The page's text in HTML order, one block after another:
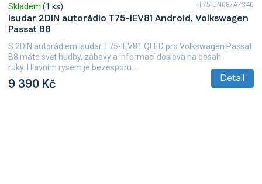
Isudar 2DIN autorádio T75-IEV81 Android, Volkswagen
Passat B8
Skladem (1 ks)
9 390 Kč Detail
S 2DIN autorádiem Isudar T75-IEV81 QLED pro Volkswagen Passat
B8 máte svět hudby, zábavy a informací doslova na dosah
ruky. Hlavním rysem je bezesporu...
T75-UN08/A7340